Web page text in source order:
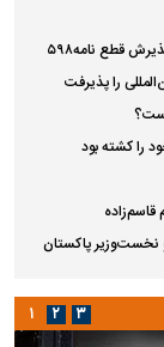
قطع نامه۵۹۸
را پذیرفت
را کشته بود
نخست‌وزیر پاکستان
۱ ۲ ۳